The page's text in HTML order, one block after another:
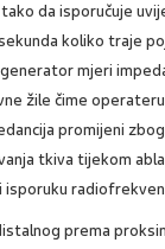
da isporučuje
koliko traje
mjeri
žile čime
promijeni
tkiva tijekom
prema